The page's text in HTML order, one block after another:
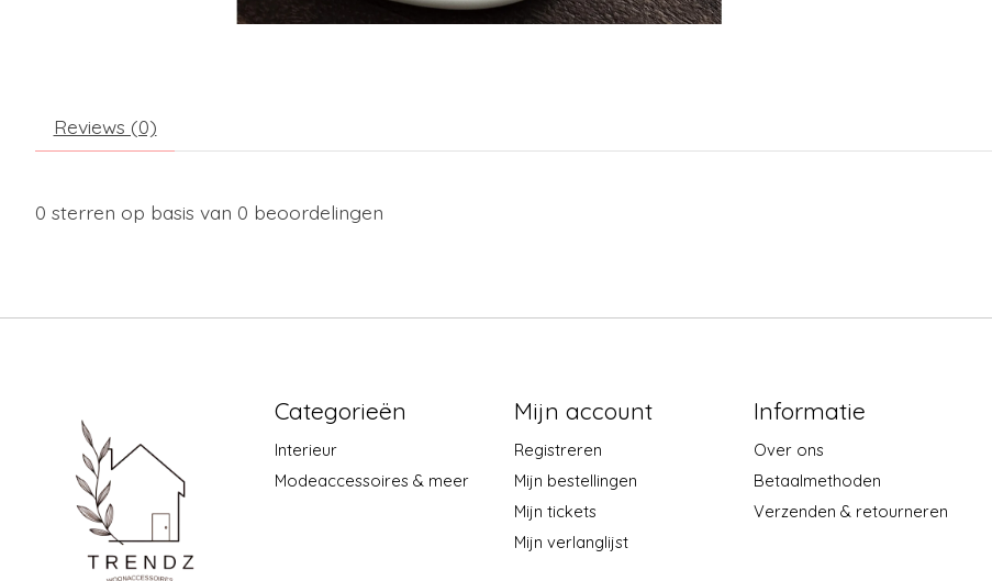
Reviews (0)
0 sterren op basis van 0 beoordelingen
Categorieën
Interieur
Modeaccessoires & meer
Mijn account
Registreren
Mijn bestellingen
Mijn tickets
Mijn verlanglijst
Informatie
Over ons
Betaalmethoden
Verzenden & retourneren